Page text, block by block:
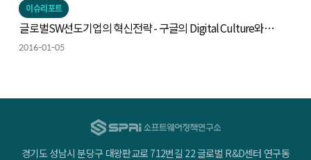
이슈리포트
글로벌SW선도기업의 혁신전략 - 구글의 Digital Culture와
양손잡이 DNA
2016-01-05
경기도 성남시 분당구 대왕판교로 712번길 22 글로벌 R&D센터 연구동